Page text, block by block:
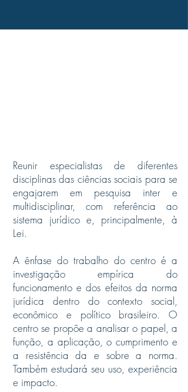
Reunir especialistas de diferentes
disciplinas das ciências sociais para se
engajarem em pesquisa inter e
multidisciplinar, com referência ao
sistema jurídico e, principalmente, à
Lei.
A ênfase do trabalho do centro é a
investigação empírica do
funcionamento e dos efeitos da norma
jurídica dentro do contexto social,
econômico e político brasileiro. O
centro se propõe a analisar o papel, a
função, a aplicação, o cumprimento e
a resistência da e sobre a norma.
Também estudará seu uso, experiência
e impacto.